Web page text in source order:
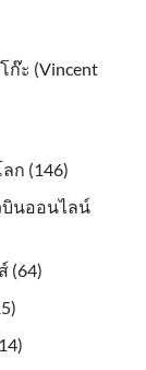
ก๊ะ (Vincent
ก (146)
บินออนไลน์
(64)